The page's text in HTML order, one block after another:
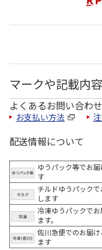
マークや記載内
よくあるお問い合わせ
お支払い方法
配送情報について
ゆうパック等でお
す
チルドゆうパックで
します
冷凍ゆうパックでお
ます。
佐川急便でのお届け
ます